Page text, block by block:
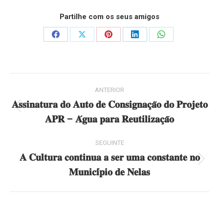
Partilhe com os seus amigos
Share
Share
Share
Share
Share
navigation
ANTERIOR
Previous
post:
𝐀𝐬𝐬𝐢𝐧𝐚𝐭𝐮𝐫𝐚 𝐝𝐨 𝐀𝐮𝐭𝐨 𝐝𝐞 𝐂𝐨𝐧𝐬𝐢𝐠𝐧𝐚𝐜̧𝐚̃𝐨 𝐝𝐨 𝐏𝐫𝐨𝐣𝐞𝐭𝐨
𝐀𝐏𝐑 – 𝐀́𝐠𝐮𝐚 𝐩𝐚𝐫𝐚 𝐑𝐞𝐮𝐭𝐢𝐥𝐢𝐳𝐚𝐜̧𝐚̃𝐨
SEGUINTE
Next
post:
𝐀 𝐂𝐮𝐥𝐭𝐮𝐫𝐚 𝐜𝐨𝐧𝐭𝐢𝐧𝐮𝐚 𝐚 𝐬𝐞𝐫 𝐮𝐦𝐚 𝐜𝐨𝐧𝐬𝐭𝐚𝐧𝐭𝐞 𝐧𝐨
𝐌𝐮𝐧𝐢𝐜𝐢́𝐩𝐢𝐨 𝐝𝐞 𝐍𝐞𝐥𝐚𝐬